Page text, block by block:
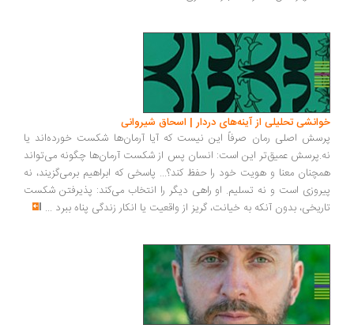
خوانشی تحلیلی از آینه‌های دردار | اسحاق شیروانی
پرسش اصلی رمان صرفاً این نیست که آیا آرمان‌ها شکست خورده‌اند یا
نه.پرسش عمیق‌تر این است: انسان پس از شکست آرمان‌ها چگونه می‌تواند
همچنان معنا و هویت خود را حفظ کند؟... پاسخی که ابراهیم برمی‌گزیند، نه
پیروزی است و نه تسلیم. او راهی دیگر را انتخاب می‌کند: پذیرفتن شکست
تاریخی، بدون آنکه به خیانت، گریز از واقعیت یا انکار زندگی پناه ببرد ...